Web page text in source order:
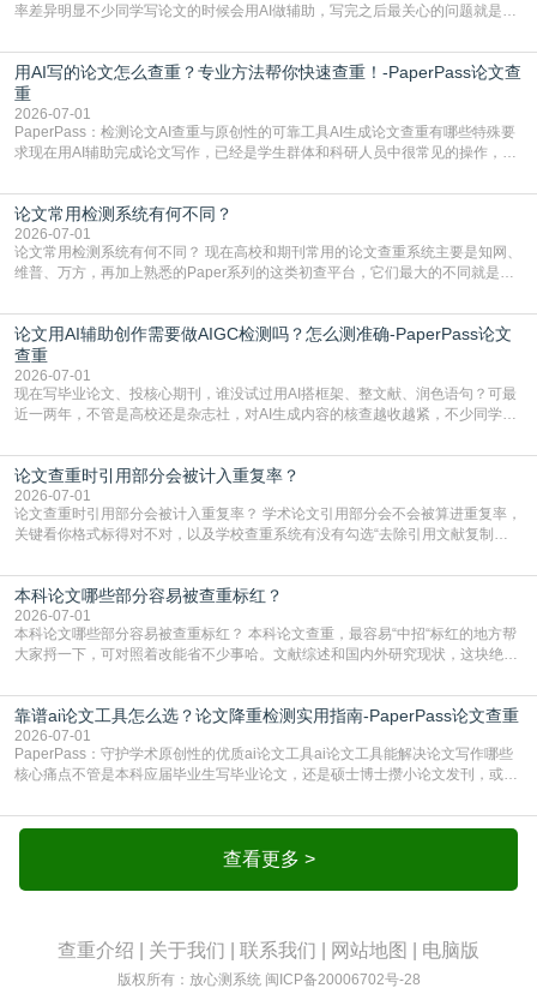
率差异明显不少同学写论文的时候会用AI做辅助，写完之后最关心的问题就是ai
实际情况和大家想的不太一样。AI训练依赖海量公开学术文献、网络内容，生成
内容本质是按照语义概率拼接已有内容，很容易和已发布的作品撞重复，甚至会
直接引用整段已有内容，所以查重率偏高是
用AI写的论文怎么查重？专业方法帮你快速查重！-PaperPass论文查
重
2026-07-01
PaperPass：检测论文AI查重与原创性的可靠工具AI生成论文查重有哪些特殊要
求现在用AI辅助完成论文写作，已经是学生群体和科研人员中很常见的操作，不
但很多人忽略了，AI生成的内容天生带有重复风险——训练AI的数据集本身就包
含大量已公开的学术内容、网络原创内容，AI输出内容时很容易无意识拼接出重
复片
论文常用检测系统有何不同？
2026-07-01
论文常用检测系统有何不同？ 现在高校和期刊常用的论文查重系统主要是知网、
维普、万方，再加上熟悉的Paper系列的这类初查平台，它们最大的不同就是数
查数值误导。知网（CNKI）是学校定稿检测的绝对主流。本科用PMLC，含大学
生联合比对库，能比历届学长论文，硕博用VIP/TMLC，含学术论文联合比对
库，期刊投稿用AMLMC/SML
论文用AI辅助创作需要做AIGC检测吗？怎么测准确-PaperPass论文
查重
2026-07-01
现在写毕业论文、投核心期刊，谁没试过用AI搭框架、整文献、润色语句？可最
近一两年，不管是高校还是杂志社，对AI生成内容的核查越收越紧，不少同学投
真的太亏。提前做AIGC检测，已经成了很多过来人交稿前必做的一步。为什么
AIGC检测成了论文答辩投稿前的必备项？可能还有不少人觉得，我就用AI搭了个
框架，内容都是自己写的，至于做AIG
论文查重时引用部分会被计入重复率？
2026-07-01
论文查重时引用部分会被计入重复率？ 学术论文引用部分会不会被算进重复率，
关键看你格式标得对不对，以及学校查重系统有没有勾选“去除引用文献复制
独占一行，每条文献用[1][2]方括号编号、与正文一一对应，著录项符合GB/T
7714（作者、题名、刊名、年、卷期、页码齐全，标点用半角）；查重系统识别
成功后通常把这段标为引用，
本科论文哪些部分容易被查重标红？
2026-07-01
本科论文哪些部分容易被查重标红？ 本科论文查重，最容易“中招“标红的地方帮
大家捋一下，可对照着改能省不少事哈。文献综述和国内外研究现状，这块绝对
乎一模一样的话，你要是直接复制百度百科、教材或别人写好的综述段落，系统
一抓一个准，整段飘红。研究背景、意义和方法描述也是不可避免，比如“本文采
用问卷调查法““运用SPSS软件进行数据分
靠谱ai论文工具怎么选？论文降重检测实用指南-PaperPass论文查重
2026-07-01
PaperPass：守护学术原创性的优质ai论文工具ai论文工具能解决论文写作哪些
核心痛点不管是本科应届毕业生写毕业论文，还是硕士博士攒小论文发刊，或是
自己逐句读逐句改，熬好几个大夜不说，还经常改不到点上，交上去才发现重复
率超标，再返工太折腾。现在有了成熟的ai论文工具，这些痛点基本都能高效解
决。靠谱的ai论文工具，不止能帮你梳查看更多 >
查重介绍 关于我们 联系我们 网站地图 电脑版
版权所有：放心测系统 闽ICP备20006702号-28